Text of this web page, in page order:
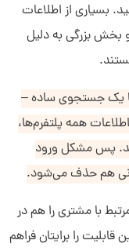
بسیاری از اطلاعات
بخش بزرگی به دلیل
یک جستجوی ساده –
اطلاعات همه پلتفرم‌ها،
پس مشکل ورود
هم حذف می‌شود.
با مشتری را هم در
را برایتان فراهم